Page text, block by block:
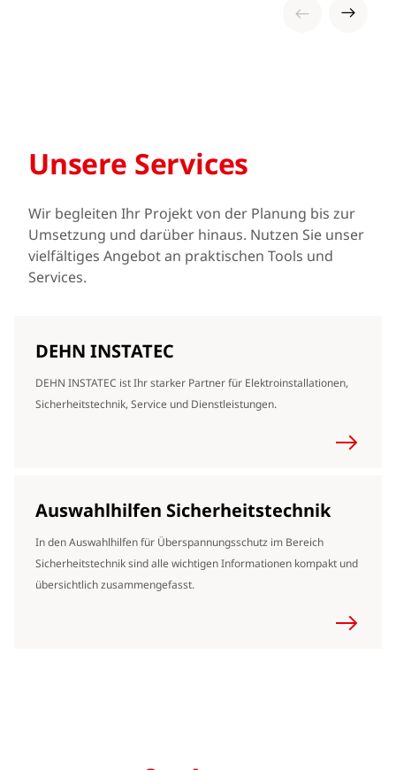
Unsere Services
Wir begleiten Ihr Projekt von der Planung bis zur
Umsetzung und darüber hinaus. Nutzen Sie unser
vielfältiges Angebot an praktischen Tools und
Services.
DEHN INSTATEC
DEHN INSTATEC ist Ihr starker Partner für Elektroinstallationen,
Sicherheitstechnik, Service und Dienstleistungen.
Auswahlhilfen Sicherheitstechnik
In den Auswahlhilfen für Überspannungsschutz im Bereich
Sicherheitstechnik sind alle wichtigen Informationen kompakt und
übersichtlich zusammengefasst.